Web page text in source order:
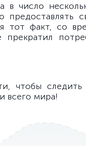
в число
предоставлять
тот факт, со
чтобы следить
всего мира!